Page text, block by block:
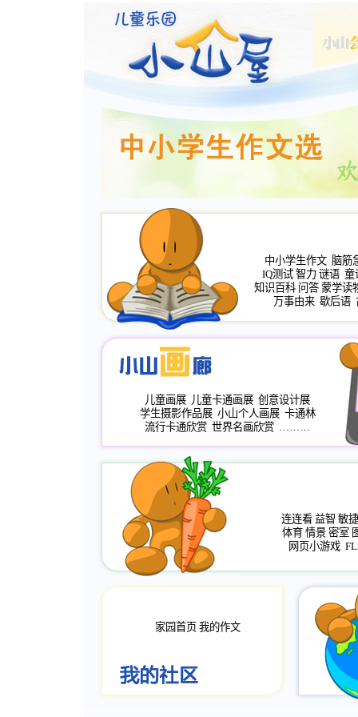
中小学生作文 脑筋
IQ测试 智力 谜语 童
知识百科 问答 蒙学读
万事由来 歇后语
儿童画展 儿童卡通画展 创意设计展
学生摄影作品展 小山个人画展 卡通林
流行卡通欣赏 世界名画欣赏 ………
连连看 益智 敏捷
体育 情景 密室
网页小游戏
家园首页 我的作文